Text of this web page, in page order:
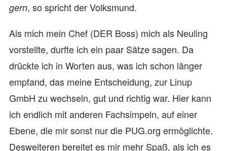
gern, so spricht der Volksmund.
Als mich mein Chef (DER Boss) mich als Neuling
vorstellte, durfte ich ein paar Sätze sagen. Da
drückte ich in Worten aus, was ich schon länger
empfand, das meine Entscheidung, zur Linup
GmbH zu wechseln, gut und richtig war. Hier kann
ich endlich mit anderen Fachsimpeln, auf einer
Ebene, die mir sonst nur die PUG.org ermöglichte.
Desweiteren bereitet es mir mehr Spaß, als ich es